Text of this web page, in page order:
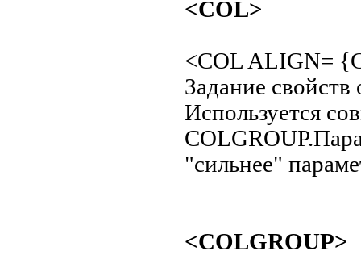
<COL>
<COL ALIGN=
Задание
Используется
"сильнее"
<COLGROUP>